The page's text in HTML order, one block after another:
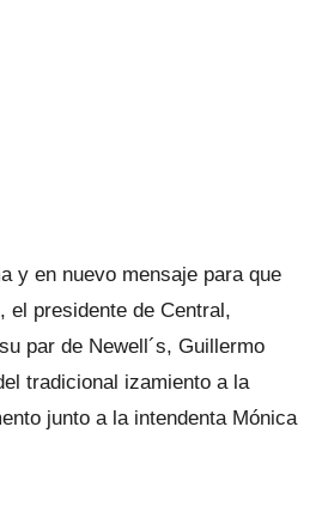
y en nuevo mensaje para que
el presidente de Central,
par de Newell´s, Guillermo
tradicional izamiento a la
junto a la intendenta Mónica